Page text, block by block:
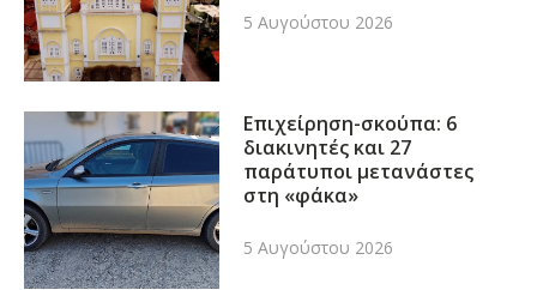
5 Αυγούστου 2026
Επιχείρηση-σκούπα: 6
διακινητές και 27
παράτυποι μετανάστες
στη «φάκα»
5 Αυγούστου 2026